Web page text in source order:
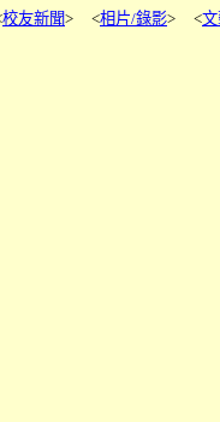
校友新聞> <相片/錄影> <